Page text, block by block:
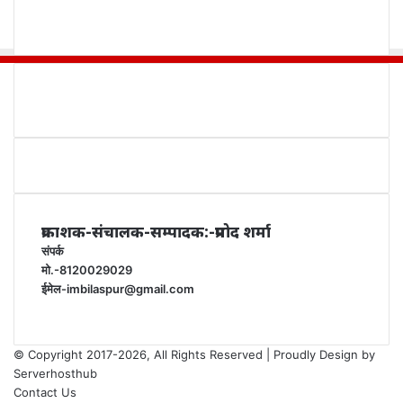
प्रकाशक-संचालक-सम्पादक:-प्रमोद शर्मा
संपर्क
मो.-8120029029
ईमेल-imbilaspur@gmail.com
© Copyright 2017-2026, All Rights Reserved | Proudly Design by
Serverhosthub
Contact Us